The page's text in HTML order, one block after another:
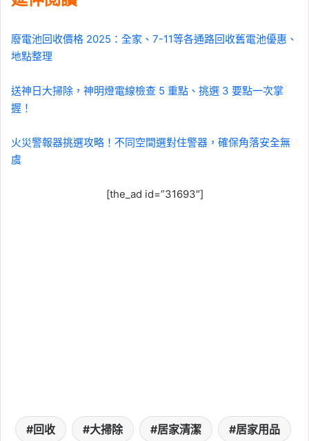
廢電池回收價格 2025：全家、7-11等各通路回收舊電池優惠、
地點整理
送神日大掃除，神明燈電線檢查 5 重點、挑選 3 要點一次掌
握！
火災警報器挑選攻略！不同空間選對住警器，確保角落安全無
虞
[the_ad id=”31693″]
回收 大掃除 居家清潔 居家用品